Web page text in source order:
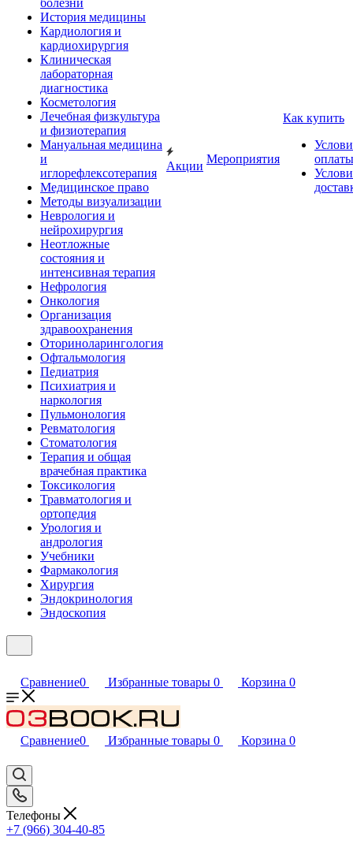
болезни
История медицины
Кардиология и
кардиохирургия
Клиническая
лабораторная
диагностика
Косметология
Лечебная физкультура
и физиотерапия
Мануальная медицина
и
иглорефлексотерапия
Медицинское право
Методы визуализации
Неврология и
нейрохирургия
Неотложные
состояния и
интенсивная терапия
Нефрология
Онкология
Организация
здравоохранения
Оториноларингология
Офтальмология
Педиатрия
Психиатрия и
наркология
Пульмонология
Ревматология
Стоматология
Терапия и общая
врачебная практика
Токсикология
Травматология и
ортопедия
Урология и
андрология
Учебники
Фармакология
Хирургия
Эндокринология
Эндоскопия
Акции
Мероприятия
Как купить
оплаты
Сравнение0 Избранные товары 0 Корзина 0
Сравнение0 Избранные товары 0 Корзина 0
Телефоны
+7 (966) 304-40-85